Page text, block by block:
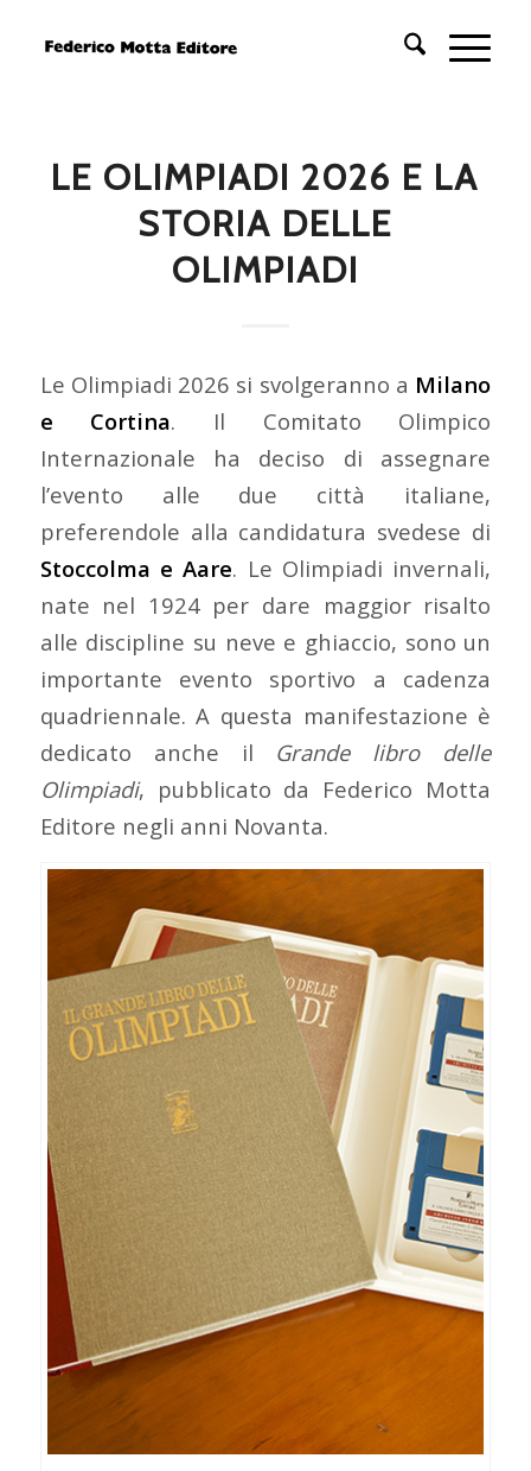
LE OLIMPIADI 2026 E LA
STORIA DELLE
OLIMPIADI
Le Olimpiadi 2026 si svolgeranno a Milano
e Cortina. Il Comitato Olimpico
Internazionale ha deciso di assegnare
l’evento alle due città italiane,
preferendole alla candidatura svedese di
Stoccolma e Aare. Le Olimpiadi invernali,
nate nel 1924 per dare maggior risalto
alle discipline su neve e ghiaccio, sono un
importante evento sportivo a cadenza
quadriennale. A questa manifestazione è
dedicato anche il Grande libro delle
Olimpiadi, pubblicato da Federico Motta
Editore negli anni Novanta.